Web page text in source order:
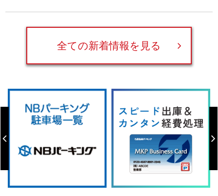
全ての新着情報を見る